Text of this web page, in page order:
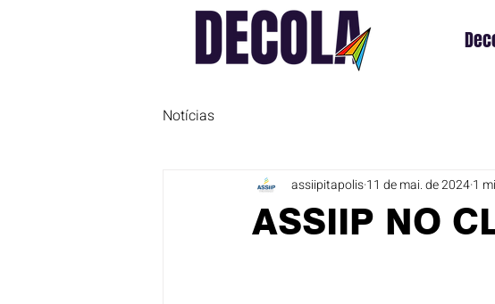
Notícias
ASSIIP NO
assiipitapolis11 de mai. de 20241